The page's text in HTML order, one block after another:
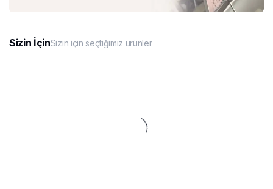
Sizin İçinSizin için seçtiğimiz ürünler